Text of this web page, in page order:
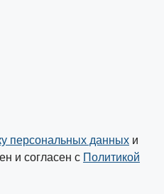
персональных данных и
и согласен с Политикой